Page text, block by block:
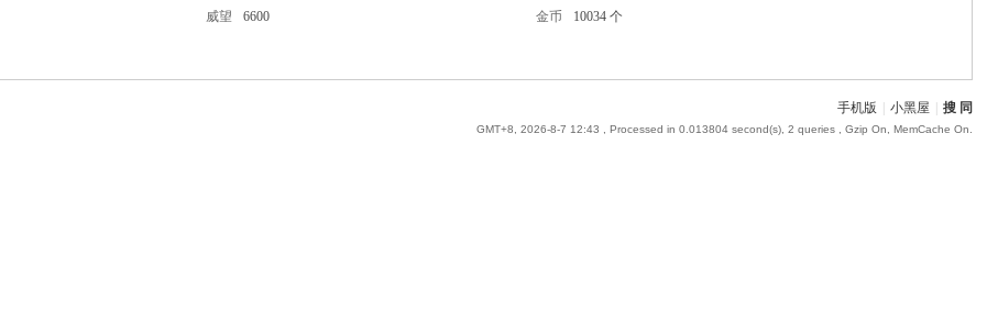
威望 6600 金币
10034 个
手机版 小黑屋 搜 同
GMT+8, 2026-8-7 12:43 , Processed in 0.013804 second(s), 2 queries , Gzip On, MemCache On.